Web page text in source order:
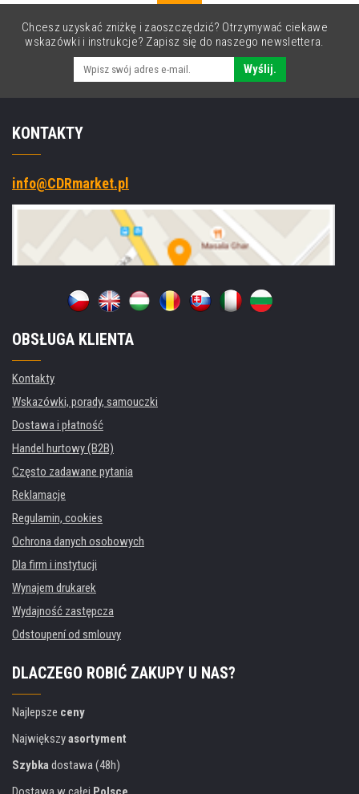
Chcesz uzyskać zniżkę i zaoszczędzić? Otrzymywać ciekawe
wskazówki i instrukcje? Zapisz się do naszego newslettera.
Wyślij.
KONTAKTY
info@CDRmarket.pl
OBSŁUGA KLIENTA
Kontakty
Wskazówki, porady, samouczki
Dostawa i płatność
Handel hurtowy (B2B)
Często zadawane pytania
Reklamacje
Regulamin, cookies
Ochrona danych osobowych
Dla firm i instytucji
Wynajem drukarek
Wydajność zastępcza
Odstoupení od smlouvy
DLACZEGO ROBIĆ ZAKUPY U NAS?
Najlepsze ceny
Największyasortyment
Szybkadostawa (48h)